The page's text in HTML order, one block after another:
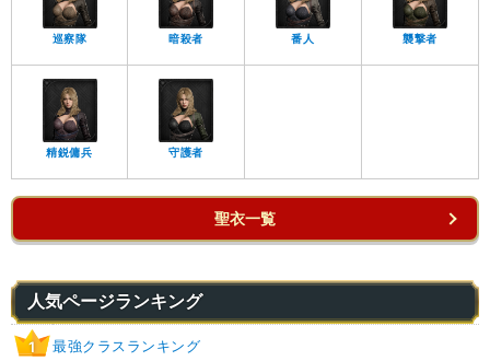
巡察隊 暗殺者 番人 襲撃者
精鋭傭兵 守護者
聖衣一覧
人気ページランキング
1 最強クラスランキング